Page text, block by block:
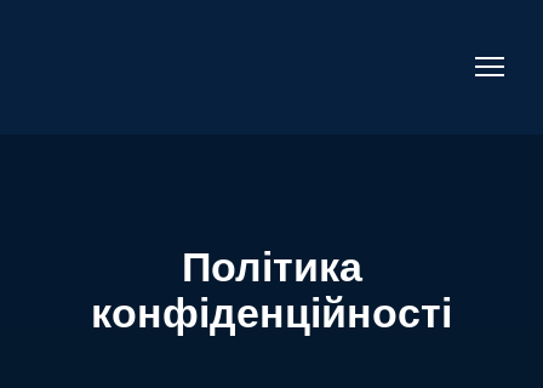
Політика
конфіденційності